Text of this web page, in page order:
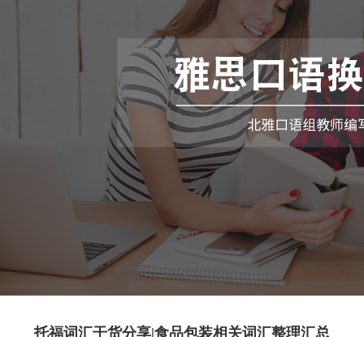
托福词汇干货分享|食品包装相关词汇整理汇总